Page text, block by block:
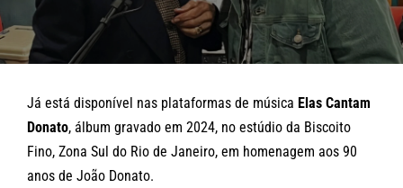
Já está disponível nas plataformas de música Elas Cantam
Donato, álbum gravado em 2024, no estúdio da Biscoito
Fino, Zona Sul do Rio de Janeiro, em homenagem aos 90
anos de João Donato.